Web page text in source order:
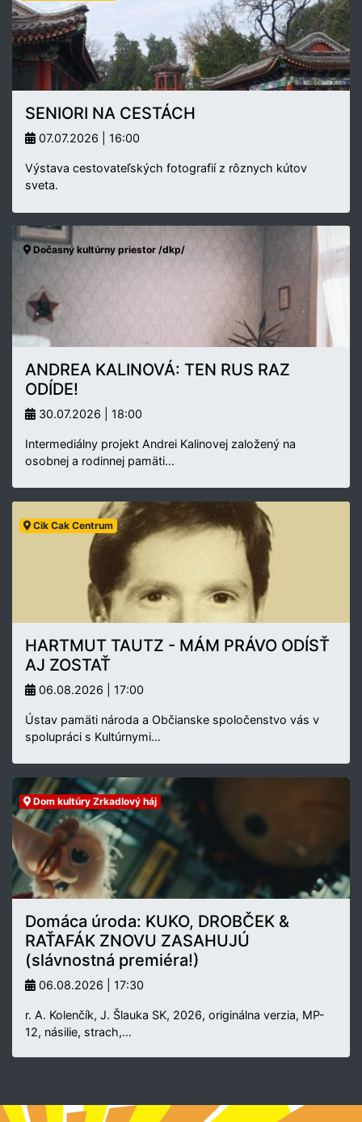
SENIORI NA CESTÁCH
07.07.2026 | 16:00
Výstava cestovateľských fotografií z rôznych kútov
sveta.
Dočasný kultúrny priestor /dkp/
ANDREA KALINOVÁ: TEN RUS RAZ
ODÍDE!
30.07.2026 | 18:00
Intermediálny projekt Andrei Kalinovej založený na
osobnej a rodinnej pamäti…
Cik Cak Centrum
HARTMUT TAUTZ - MÁM PRÁVO ODÍSŤ
AJ ZOSTAŤ
06.08.2026 | 17:00
Ústav pamäti národa a Občianske spoločenstvo vás v
spolupráci s Kultúrnymi…
Dom kultúry Zrkadlový háj
Domáca úroda: KUKO, DROBČEK &
RAŤAFÁK ZNOVU ZASAHUJÚ
(slávnostná premiéra!)
06.08.2026 | 17:30
r. A. Kolenčík, J. Šlauka SK, 2026, originálna verzia, MP-
12, násilie, strach,…